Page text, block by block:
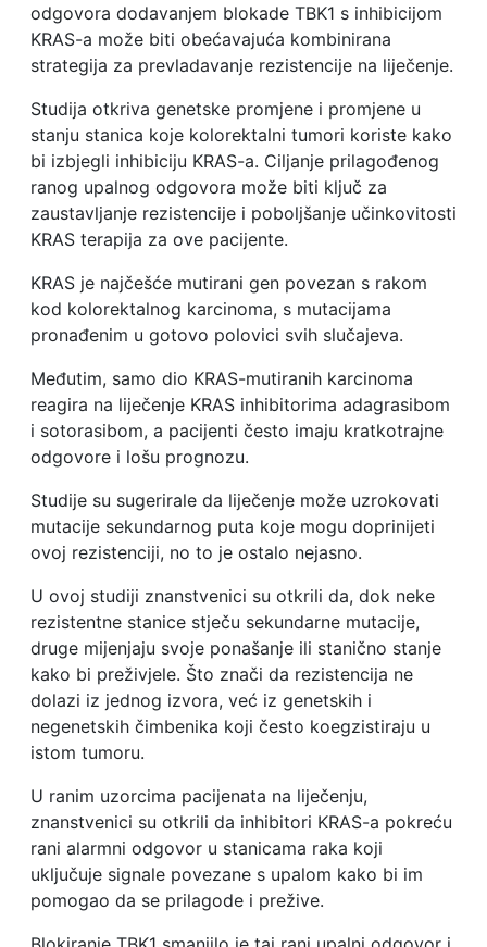
odgovora dodavanjem blokade TBK1 s inhibicijom
KRAS-a može biti obećavajuća kombinirana
strategija za prevladavanje rezistencije na liječenje.
Studija otkriva genetske promjene i promjene u
stanju stanica koje kolorektalni tumori koriste kako
bi izbjegli inhibiciju KRAS-a. Ciljanje prilagođenog
ranog upalnog odgovora može biti ključ za
zaustavljanje rezistencije i poboljšanje učinkovitosti
KRAS terapija za ove pacijente.
KRAS je najčešće mutirani gen povezan s rakom
kod kolorektalnog karcinoma, s mutacijama
pronađenim u gotovo polovici svih slučajeva.
Međutim, samo dio KRAS-mutiranih karcinoma
reagira na liječenje KRAS inhibitorima adagrasibom
i sotorasibom, a pacijenti često imaju kratkotrajne
odgovore i lošu prognozu.
Studije su sugerirale da liječenje može uzrokovati
mutacije sekundarnog puta koje mogu doprinijeti
ovoj rezistenciji, no to je ostalo nejasno.
U ovoj studiji znanstvenici su otkrili da, dok neke
rezistentne stanice stječu sekundarne mutacije,
druge mijenjaju svoje ponašanje ili stanično stanje
kako bi preživjele. Što znači da rezistencija ne
dolazi iz jednog izvora, već iz genetskih i
negenetskih čimbenika koji često koegzistiraju u
istom tumoru.
U ranim uzorcima pacijenata na liječenju,
znanstvenici su otkrili da inhibitori KRAS-a pokreću
rani alarmni odgovor u stanicama raka koji
uključuje signale povezane s upalom kako bi im
pomogao da se prilagode i prežive.